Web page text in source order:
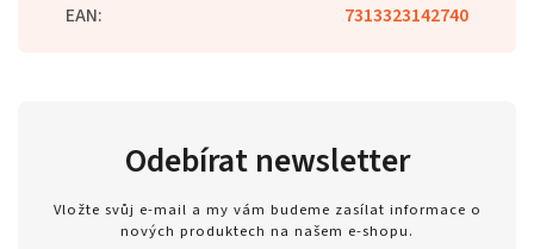
EAN: 7313323142740
Odebírat newsletter
Vložte svůj e-mail a my vám budeme zasílat informace o
nových produktech na našem e-shopu.